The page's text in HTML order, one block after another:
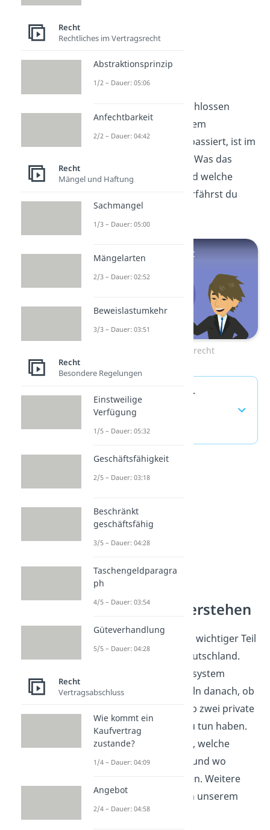
Privatrecht
Wie Kaufverträge abgeschlossen
werden oder was bei einem
Nachbarschaftskonflikt passiert, ist im
geregelt. Was das
Privatrecht ausmacht und welche
Beispiele es dafür gibt, erfährst du
hier!
Zum Video: Privatrecht
Öffentliches Recht —
häufigste Fragen
(ausklappen)
Rechtssystem verstehen
Öffentliches Recht ist ein wichtiger Teil
des Rechtssystems in Deutschland.
Wer sich mit dem Rechtssystem
beschäftigt, ordnet Regeln danach, ob
der Staat handelt oder ob zwei private
Personen miteinander zu tun haben.
So erkennst du schneller, welche
Regeln zwingend gelten und wo
Verträge Spielraum lassen. Weitere
Videos dazu findest du in unserem
Wirtschaftsbereich
Recht
Rechtliches im Vertragsrecht
Abstraktionsprinzip
1/2 – Dauer: 05:06
Anfechtbarkeit
2/2 – Dauer: 04:42
Recht
Mängel und Haftung
Sachmangel
1/3 – Dauer: 05:00
Mängelarten
2/3 – Dauer: 02:52
Beweislastumkehr
3/3 – Dauer: 03:51
Recht
Besondere Regelungen
Einstweilige
Verfügung
1/5 – Dauer: 05:32
Geschäftsfähigkeit
2/5 – Dauer: 03:18
Beschränkt
geschäftsfähig
3/5 – Dauer: 04:28
Taschengeldparagra
ph
4/5 – Dauer: 03:54
Güteverhandlung
5/5 – Dauer: 04:28
Recht
Vertragsabschluss
Wie kommt ein
Kaufvertrag
zustande?
1/4 – Dauer: 04:09
Angebot
2/4 – Dauer: 04:58